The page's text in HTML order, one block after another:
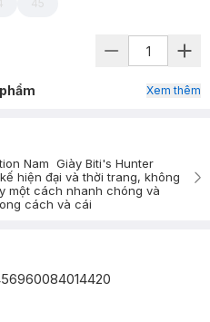
45
Xem thêm
Nam Giày Biti's Hunter
hiện đại và thời trang, không
một cách nhanh chóng và
cách và cái